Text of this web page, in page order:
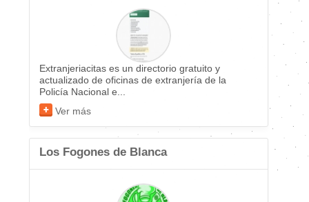
Extranjeriacitas es un directorio gratuito y
actualizado de oficinas de extranjería de la
Policía Nacional e...
Ver más
Los Fogones de Blanca